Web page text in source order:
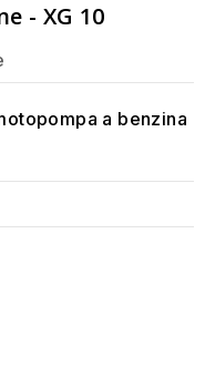
- XG 10
a benzina